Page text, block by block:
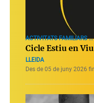
ACTIVITATS FAMILIARS ...
Cicle Estiu en Viu
LLEIDA
Des de 05 de juny 2026